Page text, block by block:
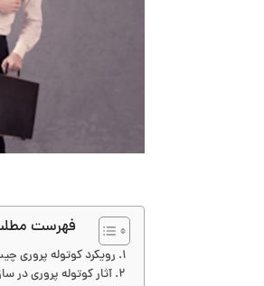
فهرست
رویکرد کوتوله پروری
آثار کوتوله پروری در